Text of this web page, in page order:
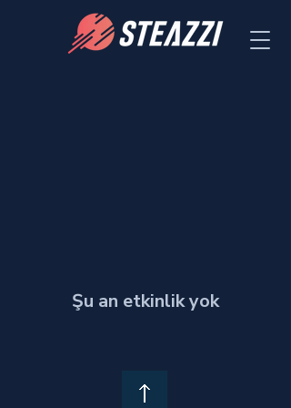
Şu an etkinlik yok